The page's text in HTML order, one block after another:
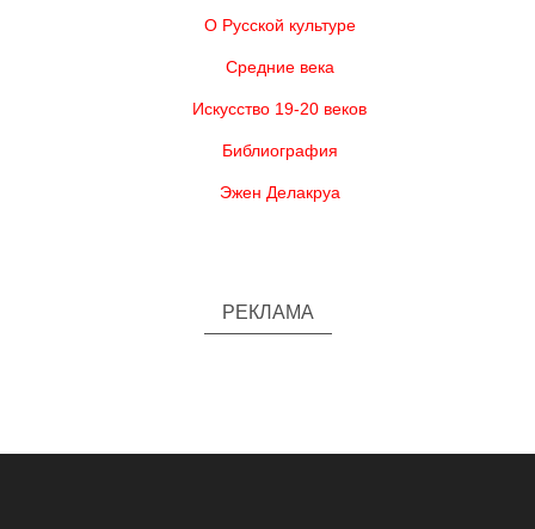
О Русской культуре
Средние века
Искусство 19-20 веков
Библиография
Эжен Делакруа
РЕКЛАМА